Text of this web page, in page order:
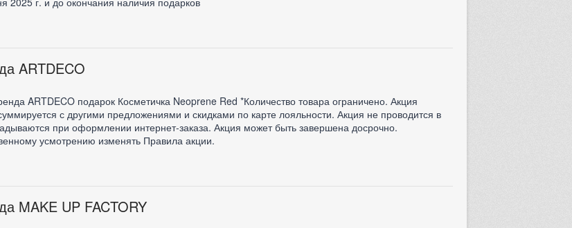
ARTDECO
ARTDECO подарок Косметичка Neoprene Red *Количество товара ограничено. Акция
с другими предложениями и скидками по карте лояльности. Акция не проводится в
при оформлении интернет-заказа. Акция может быть завершена досрочно.
усмотрению изменять Правила акции.
MAKE UP FACTORY